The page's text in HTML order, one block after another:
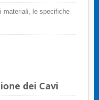
materiali, le specifiche
dei Cavi